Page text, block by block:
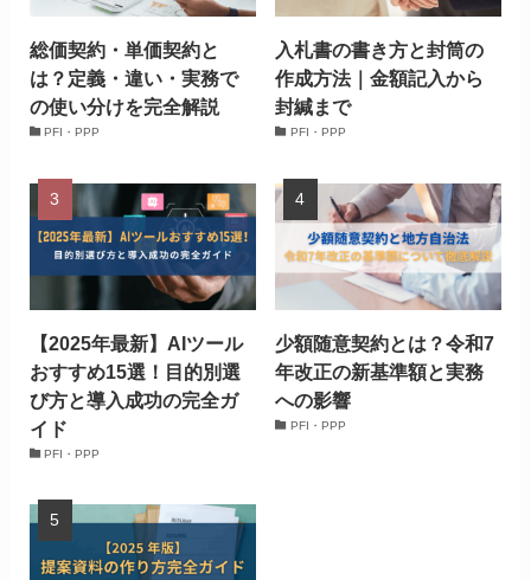
総価契約・単価契約と
は？定義・違い・実務で
の使い分けを完全解説
PFI・PPP
入札書の書き方と封筒の
作成方法｜金額記入から
封緘まで
PFI・PPP
【2025年最新】AIツール
おすすめ15選！目的別選
び方と導入成功の完全ガ
イド
PFI・PPP
少額随意契約とは？令和7
年改正の新基準額と実務
への影響
PFI・PPP